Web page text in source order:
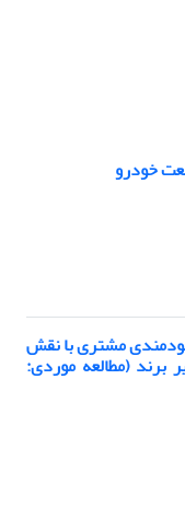
خودرو
مشتری با نقش
(مطالعه موردی: